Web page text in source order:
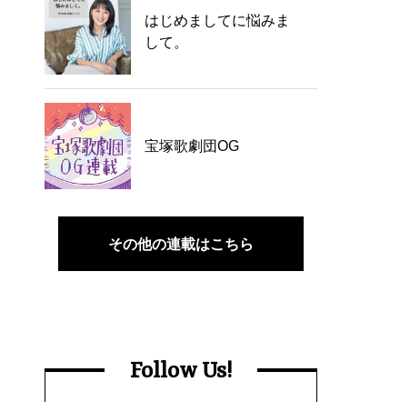
はじめましてに悩みま
して。
宝塚歌劇団OG
その他の連載はこちら
Follow Us!